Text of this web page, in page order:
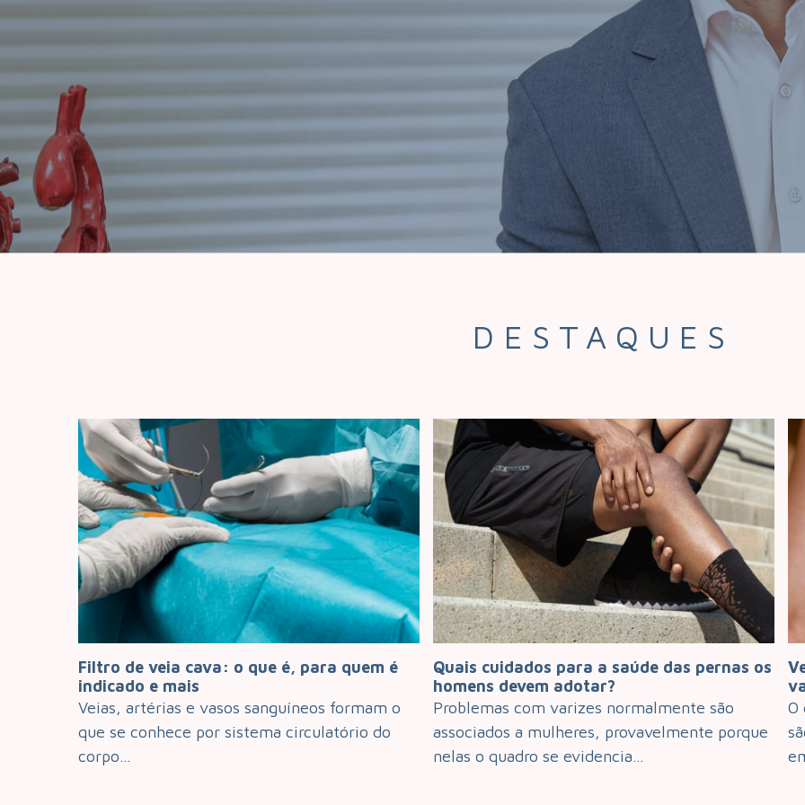
DESTAQUES
Quais cuidados para a saúde das pernas os
homens devem adotar?
Problemas com varizes normalmente são
associados a mulheres, provavelmente porque
nelas o quadro se evidencia…
Veja quais são os cuidados com a cirurgia
vascular
O cirurgião vascular Fábio Rocha, explica quais
são os cuidados pré, intra e pós-operatório
em…